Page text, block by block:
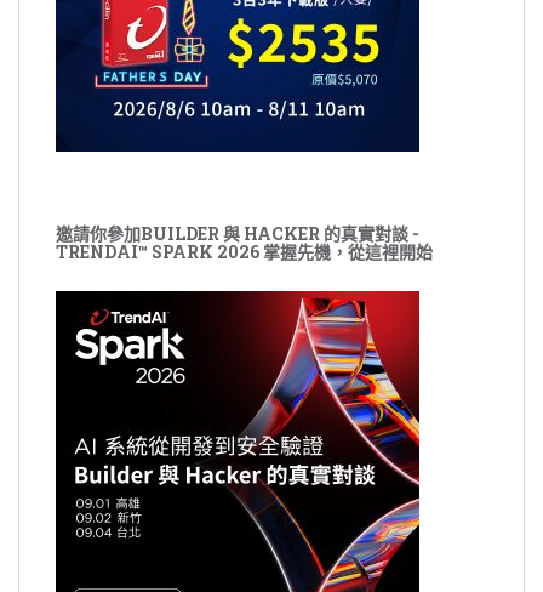
邀請你參加BUILDER 與 HACKER 的真實對談 -
TRENDAI™ SPARK 2026 掌握先機，從這裡開始